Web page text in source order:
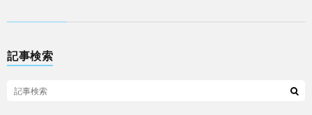
記事検索